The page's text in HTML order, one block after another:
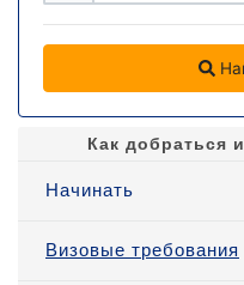
Как добраться
Начинать
Визовые требования